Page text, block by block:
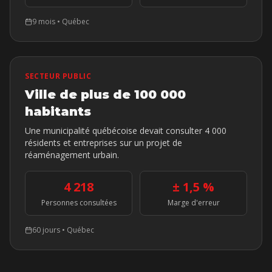
9 mois • Québec
SECTEUR PUBLIC
Ville de plus de 100 000
habitants
Une municipalité québécoise devait consulter 4 000
résidents et entreprises sur un projet de
réaménagement urbain.
4 218
Personnes consultées
± 1,5 %
Marge d'erreur
60 jours • Québec